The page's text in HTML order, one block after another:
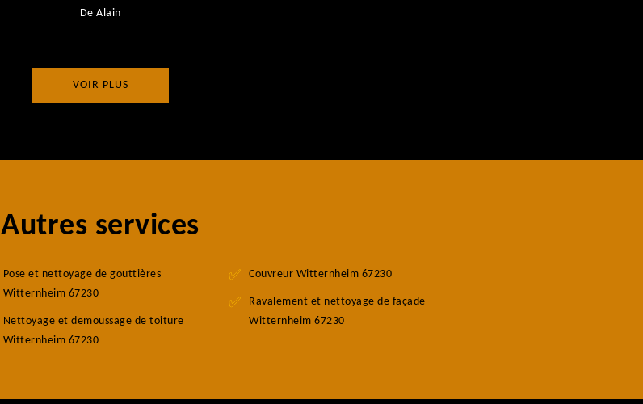
De Alain
VOIR PLUS
Autres services
Pose et nettoyage de gouttières
Witternheim 67230
Nettoyage et demoussage de toiture
Witternheim 67230
Couvreur Witternheim 67230
Ravalement et nettoyage de façade
Witternheim 67230